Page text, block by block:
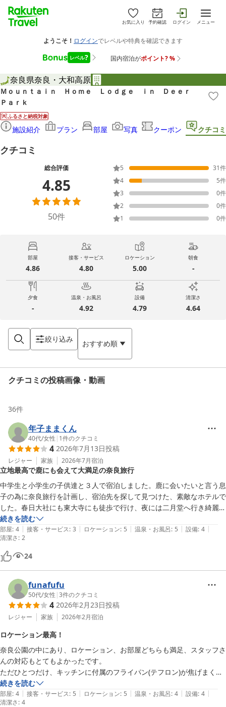
お気に入り 予約確認 ログイン メニュー
奈良県奈良・大和高原
Ｍｏｕｎｔａｉｎ Ｈｏｍｅ Ｌｏｄｇｅ ｉｎ Ｄｅｅｒ
Ｐａｒｋ
ふるさと納税対象
施設紹介 プラン 部屋 写真 クーポン クチコミ
クチコミ
総合評価
4.85
50件
5 31件
4
5件
3
0件
2
0件
1
0件
部屋
4.86
接客・サービス
4.80
ロケーション
5.00
朝食
-
夕食
-
温泉・お風呂
4.92
設備
4.79
清潔さ
4.64
絞り込み おすすめ順
クチコミの投稿画像・動画
36件
年子ままくん
40代/女性 | 1件のクチコミ
4 2026年7月13日投稿
レジャー 家族 2026年7月宿泊
立地最高で鹿にも会えて大満足の奈良旅行
中学生と小学生の子供達と３人で宿泊しました。鹿に会いたいと言う息
子の為に奈良旅行を計画し、宿泊先を探して見つけた、素敵なホテルで
した。春日大社にも東大寺にも徒歩で行け、夜には二月堂へ行き綺麗な
景色も観れて、春日大社の朝のご祈祷にも参加でき立地は最高でした。
お部屋はロフトがありお風呂が広いこと、鹿にすぐ会えること、大満足
です。ただ、子供達が部屋の臭いを気にしていた事と、ベッドフレーム
に誇りがたまっていた事が気になりましたが、満足感の方が強いです。
大変お世話になりました。
続きを読む
部屋: 4 | 接客・サービス: 3 | ロケーション: 5 | 温泉・お風呂: 5 | 設備: 4 |
清潔さ: 2
24
funafufu
50代/女性 |3件のクチコミ
4 2026年2月23日投稿
レジャー 家族 2026年2月宿泊
ロケーション最高！
奈良公園の中にあり、ロケーション、お部屋どちらも満足、スタッフさ
んの対応もとてもよかったです。
ただひとつだけ、キッチンに付属のフライパン(テフロン)が焦げまくり
傷だらけで使う気になれなかったので見直して頂けるといいかなーと思
います。
続きを読む
部屋: 4 | 接客・サービス: 5 | ロケーション: 5 | 温泉・お風呂: 4 | 設備: 4 |
清潔さ: 4